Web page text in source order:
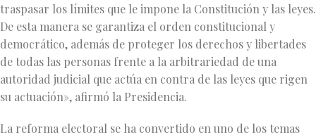
traspasar los límites que le impone la Constitución y las leyes.
De esta manera se garantiza el orden constitucional y
democrático, además de proteger los derechos y libertades
de todas las personas frente a la arbitrariedad de una
autoridad judicial que actúa en contra de las leyes que rigen
su actuación», afirmó la Presidencia.
La reforma electoral se ha convertido en uno de los temas